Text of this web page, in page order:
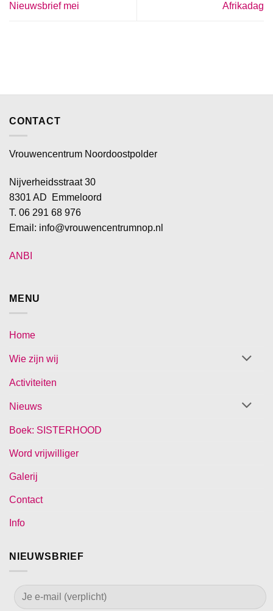
Nieuwsbrief mei Afrikadag
CONTACT
Vrouwencentrum Noordoostpolder
Nijverheidsstraat 30
8301 AD Emmeloord
T. 06 291 68 976
Email: info@vrouwencentrumnop.nl
ANBI
MENU
Home
Wie zijn wij
Activiteiten
Nieuws
Boek: SISTERHOOD
Word vrijwilliger
Galerij
Contact
Info
NIEUWSBRIEF